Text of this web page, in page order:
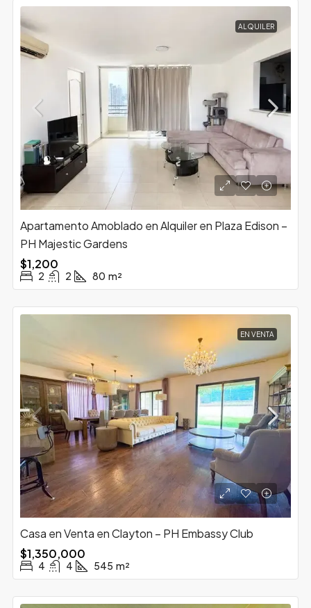
ALQUILER
Apartamento Amoblado en Alquiler en Plaza Edison –
PH Majestic Gardens
$1,200
2 2 80 m²
EN VENTA
Casa en Venta en Clayton – PH Embassy Club
$1,350,000
4 4 545 m²